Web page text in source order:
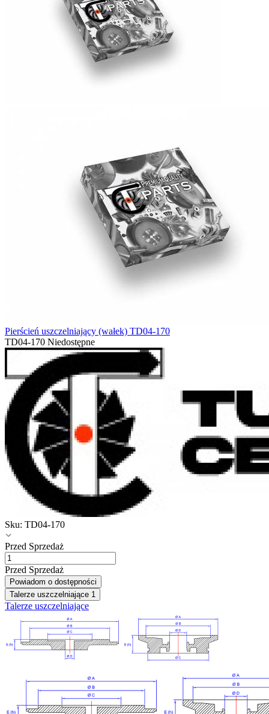
Pierścień uszczelniający (wałek) TD04-170
TD04-170 Niedostępne
Sku: TD04-170
Przed Sprzedaż
Przed Sprzedaż
Powiadom o dostępności
Talerze uszczelniające 1
Talerze uszczelniające